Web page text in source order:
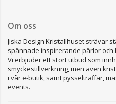
Om oss
Jiska Design Kristallhuset strävar
spännade inspirerande pärlor och
Vi erbjuder ett stort utbud som
smyckestillverkning, men även
i vår e-butik, samt pysselträffar,
events.